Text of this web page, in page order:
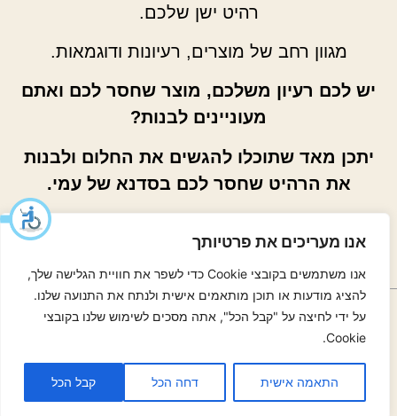
אנו מעריכים את פרטיותך
אנו משתמשים בקובצי Cookie כדי לשפר את חוויית הגלישה שלך,
להציג מודעות או תוכן מותאמים אישית ולנתח את התנועה שלנו.
על ידי לחיצה על "קבל הכל", אתה מסכים לשימוש שלנו בקובצי
Cookie.
התאמה אישית דחה הכל קבל הכל
רהיט ישן שלכם.
מגוון רחב של מוצרים, רעיונות ודוגמאות.
יש לכם רעיון משלכם, מוצר שחסר לכם ואתם
מעוניינים לבנות?
יתכן מאד שתוכלו להגשים את החלום ולבנות
את הרהיט שחסר לכם בסדנא של עמי.
קראו עוד >
054-30-30-319
054-30-30-319
עמוד הפייסבוק
ערוץ היוטיוב
הצהרת נגישותתקנון ומדיניות